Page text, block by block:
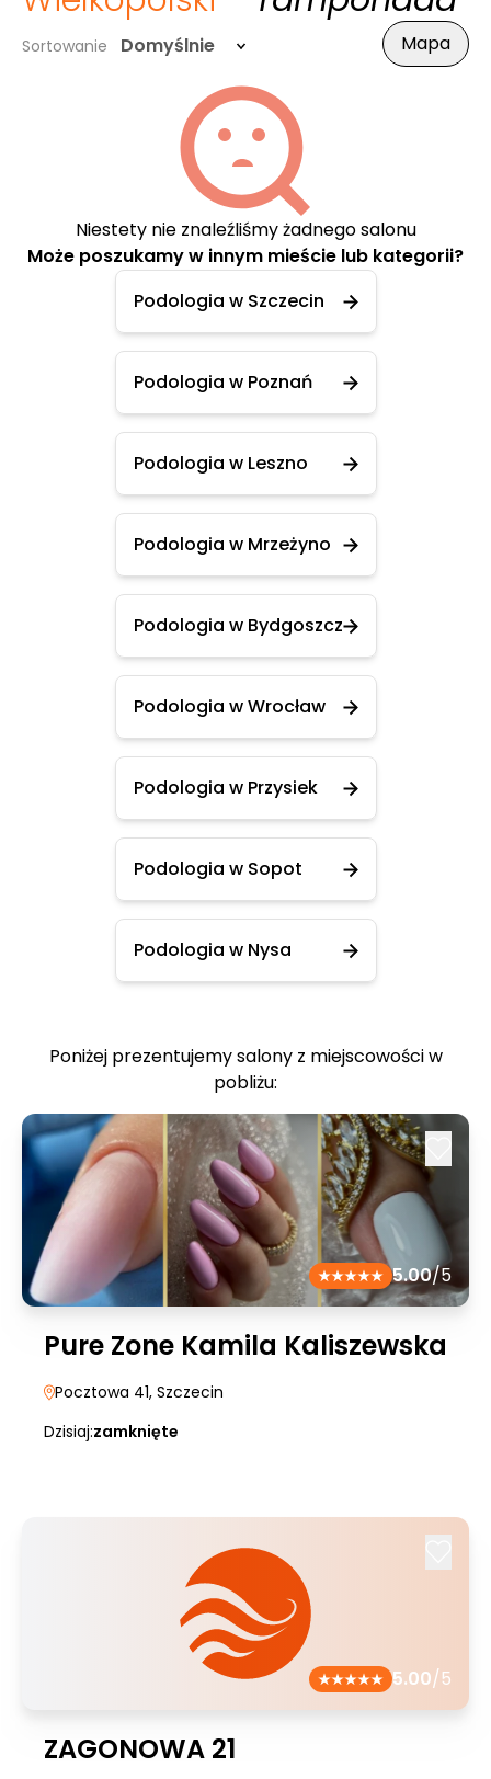
Sortowanie Domyślnie Mapa
Niestety nie znaleźliśmy żadnego salonu
Może poszukamy w innym mieście lub kategorii?
Podologia w Szczecin
Podologia w Poznań
Podologia w Leszno
Podologia w Mrzeżyno
Podologia w Bydgoszcz
Podologia w Wrocław
Podologia w Przysiek
Podologia w Sopot
Podologia w Nysa
Poniżej prezentujemy salony z miejscowości w
pobliżu:
5.00/5
Pure Zone Kamila Kaliszewska
Pocztowa 41, Szczecin
Dzisiaj:zamknięte
5.00/5
ZAGONOWA 21